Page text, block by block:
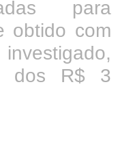
para
obtido com
dos R$ 3